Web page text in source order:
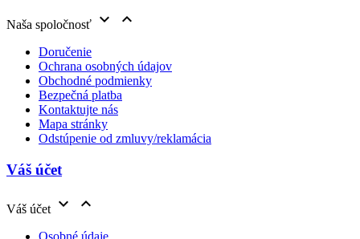
Naša spoločnosť  
Doručenie
Ochrana osobných údajov
Obchodné podmienky
Bezpečná platba
Kontaktujte nás
Mapa stránky
Odstúpenie od zmluvy/reklamácia
Váš účet
Váš účet  
Osobné údaje